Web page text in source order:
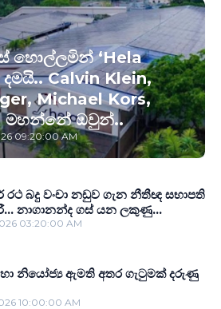
‘Hela
දමයි.. Calvin Klein,
Michael Kors,
මහන්නේ ඔවුන්..
09:20:00 AM
රථ බදු වංචා නඩුව ගැන නීතීඥ සභාපති
නාගානන්ද ගස් යන ලකුණු...
03:20:00 AM
නියෝජ්‍ය ඇමති අතර ගැටුමක් දරුණු
10:00:00 AM